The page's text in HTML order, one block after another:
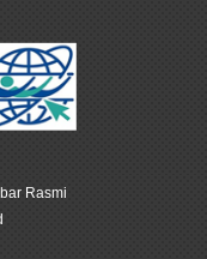
Rasmi